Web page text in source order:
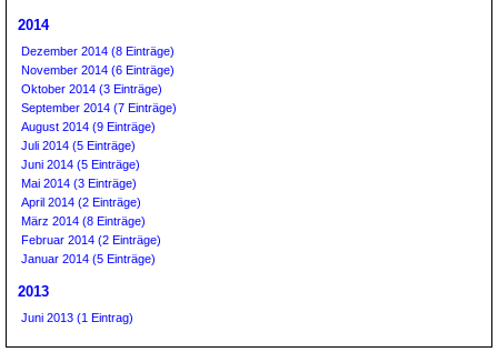
2014
Dezember 2014 (8 Einträge)
November 2014 (6 Einträge)
Oktober 2014 (3 Einträge)
September 2014 (7 Einträge)
August 2014 (9 Einträge)
Juli 2014 (5 Einträge)
Juni 2014 (5 Einträge)
Mai 2014 (3 Einträge)
April 2014 (2 Einträge)
März 2014 (8 Einträge)
Februar 2014 (2 Einträge)
Januar 2014 (5 Einträge)
2013
Juni 2013 (1 Eintrag)